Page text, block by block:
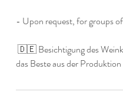
- Upon request, for groups
🇩🇪 Besichtigung des